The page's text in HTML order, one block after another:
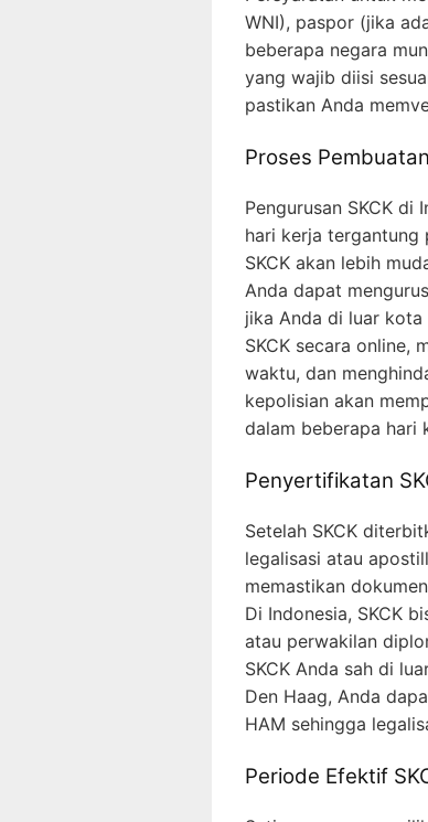
WNI), paspor (jika
beberapa negara
yang wajib diisi
pastikan Anda
Proses
Pengurusan SKCK di
hari kerja tergantung
SKCK akan lebih
Anda dapat
jika Anda di luar kota
SKCK secara online,
waktu, dan
kepolisian akan
dalam beberapa hari
Penyertifikatan
Setelah SKCK
legalisasi atau
memastikan
Di Indonesia, SKCK
atau perwakilan
SKCK Anda sah di
Den Haag, Anda
HAM sehingga
Periode Efektif